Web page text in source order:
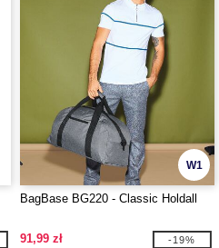
W1
BagBase BG220 - Classic Holdall
91,99 zł -19%